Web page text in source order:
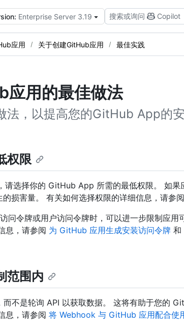
Enterprise Server 3.19 搜索或询问 Copilot
应用 关于创建GitHub应用 最佳实践
应用的最佳做法
法，以提高您的GitHub App的安
权限
选择你的 GitHub App 所需的最低权限。 如果
损害量。 有关如何选择权限的详细信息，请参
问令牌或用户访问令牌时，可以进一步限制应用
息，请参阅 为 GitHub 应用生成安装访问令牌 和
范围内
不是轮询 API 以获取数据。 这将有助于您的
息，请参阅 将 Webhook 与 GitHub 应用配合使